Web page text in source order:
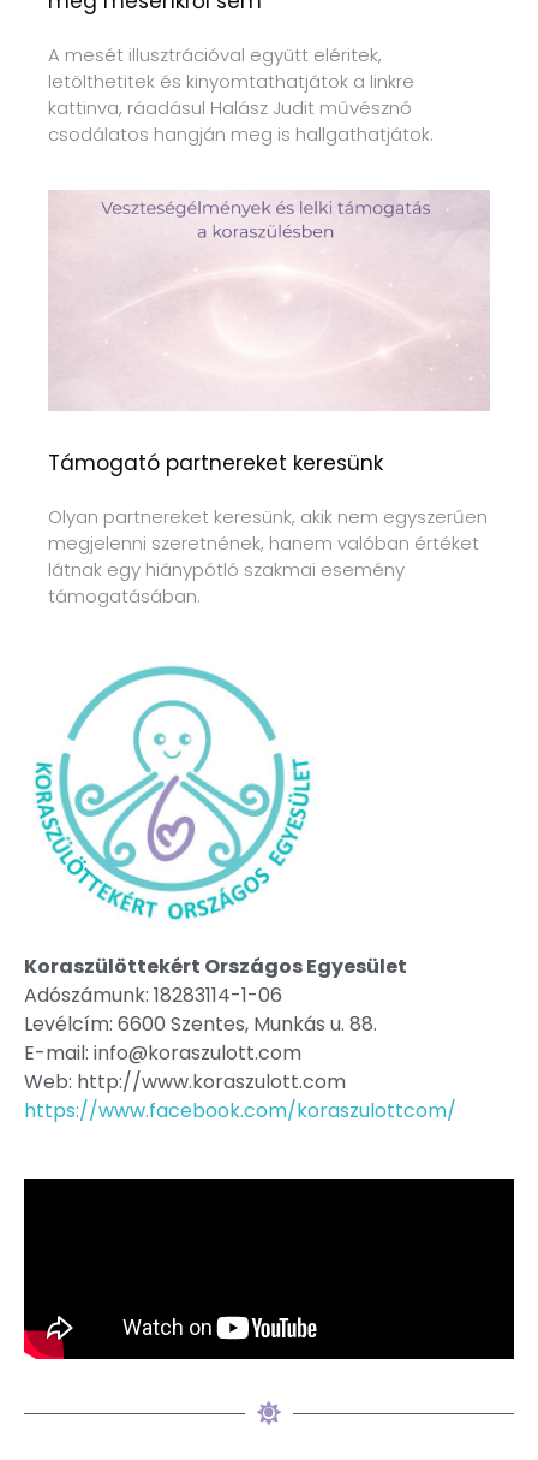
A mesét illusztrációval együtt eléritek,
letölthetitek és kinyomtathatjátok a linkre
kattinva, ráadásul Halász Judit művésznő
csodálatos hangján meg is hallgathatjátok.
Támogató partnereket keresünk
Olyan partnereket keresünk, akik nem egyszerűen
megjelenni szeretnének, hanem valóban értéket
látnak egy hiánypótló szakmai esemény
támogatásában.
Koraszülöttekért Országos Egyesület
Adószámunk: 18283114-1-06
Levélcím: 6600 Szentes, Munkás u. 88.
E-mail: info@koraszulott.com
Web: http://www.koraszulott.com
https://www.facebook.com/koraszulottcom/